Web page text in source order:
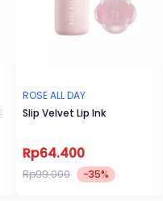
ROSE ALL DAY
Slip Velvet Lip Ink
Rp64.400
Rp99.000 -35%